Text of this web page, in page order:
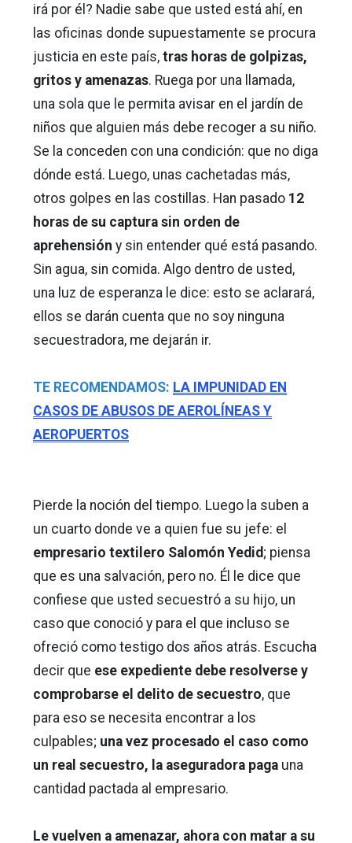
irá por él? Nadie sabe que usted está ahí, en
las oficinas donde supuestamente se procura
justicia en este país, tras horas de golpizas,
gritos y amenazas. Ruega por una llamada,
una sola que le permita avisar en el jardín de
niños que alguien más debe recoger a su niño.
Se la conceden con una condición: que no diga
dónde está. Luego, unas cachetadas más,
otros golpes en las costillas. Han pasado 12
horas de su captura sin orden de
aprehensión y sin entender qué está pasando.
Sin agua, sin comida. Algo dentro de usted,
una luz de esperanza le dice: esto se aclarará,
ellos se darán cuenta que no soy ninguna
secuestradora, me dejarán ir.
TE RECOMENDAMOS: LA IMPUNIDAD EN
CASOS DE ABUSOS DE AEROLÍNEAS Y
AEROPUERTOS
Pierde la noción del tiempo. Luego la suben a
un cuarto donde ve a quien fue su jefe: el
empresario textilero Salomón Yedid ; piensa
que es una salvación, pero no. Él le dice que
confiese que usted secuestró a su hijo, un
caso que conoció y para el que incluso se
ofreció como testigo dos años atrás. Escucha
decir que ese expediente debe resolverse y
comprobarse el delito de secuestro, que
para eso se necesita encontrar a los
culpables; una vez procesado el caso como
un real secuestro, la aseguradora paga una
cantidad pactada al empresario.
Le vuelven a amenazar, ahora con matar a su